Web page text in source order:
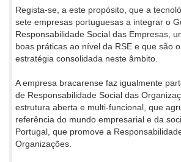
Regista-se, a este propósito, que a
sete empresas portuguesas a integrar o
Responsabilidade Social das Empresas,
boas práticas ao nível da RSE e que são
estratégia consolidada neste âmbito.
A empresa bracarense faz igualmente
de Responsabilidade Social das
estrutura aberta e multi-funcional, que
referência do mundo empresarial e da
Portugal, que promove a
Organizações.